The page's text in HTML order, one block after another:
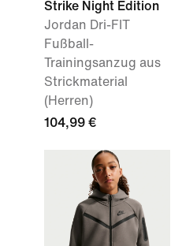
Strike Night Edition
Jordan Dri-FIT
Fußball-
Trainingsanzug aus
Strickmaterial
(Herren)
104,99 €